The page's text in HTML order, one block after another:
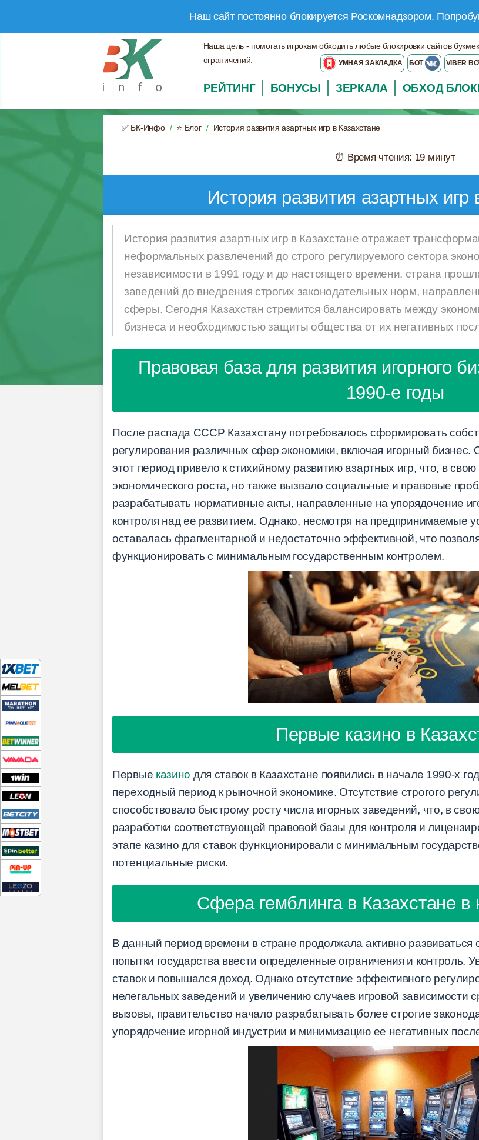
Наш сайт постоянно блокируется Роскомнадзором.
Наша цель - помогать игрокам обходить любые блокировки сайтов
ограничений.
VIBER
БОТ
УМНАЯ ЗАКЛАДКА
РЕЙТИНГ БОНУСЫ ЗЕРКАЛА ОБХОД
✅ БК-Инфо ⭐ Блог История развития азартных игр в Казахстане
⏰ Время чтения: 19 минут
История развития азартных игр
История развития азартных игр в Казахстане отражает
неформальных развлечений до строго регулируемого сектора
независимости в 1991 году и до настоящего времени, страна
заведений до внедрения строгих законодательных норм,
сферы. Сегодня Казахстан стремится балансировать между
бизнеса и необходимостью защиты общества от их негативных
Правовая база для развития игорного
1990-е годы
После распада СССР Казахстану потребовалось сформировать
регулирования различных сфер экономики, включая игорный бизнес.
этот период привело к стихийному развитию азартных игр, что, в
экономического роста, но также вызвало социальные и правовые
разрабатывать нормативные акты, направленные на упорядочение
контроля над ее развитием. Однако, несмотря на предпринимаемые
оставалась фрагментарной и недостаточно эффективной, что
функционировать с минимальным государственным контролем.
Первые казино в
Первые казино для ставок в Казахстане появились в начале 1990-х
переходный период к рыночной экономике. Отсутствие строгого
способствовало быстрому росту числа игорных заведений, что, в
разработки соответствующей правовой базы для контроля и
этапе казино для ставок функционировали с минимальным
потенциальные риски.
Сфера гемблинга в Казахстане в
В данный период времени в стране продолжала активно развиваться
попытки государства ввести определенные ограничения и контроль.
ставок и повышался доход. Однако отсутствие эффективного
нелегальных заведений и увеличению случаев игровой зависимости
вызовы, правительство начало разрабатывать более строгие
упорядочение игорной индустрии и минимизацию ее негативных